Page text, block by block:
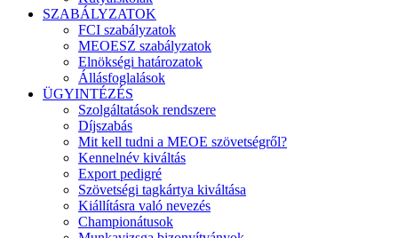
SZABÁLYZATOK
FCI szabályzatok
MEOESZ szabályzatok
Elnökségi határozatok
Állásfoglalások
ÜGYINTÉZÉS
Szolgáltatások rendszere
Díjszabás
Mit kell tudni a MEOE szövetségről?
Kennelnév kiváltás
Export pedigré
Szövetségi tagkártya kiváltása
Kiállításra való nevezés
Championátusok